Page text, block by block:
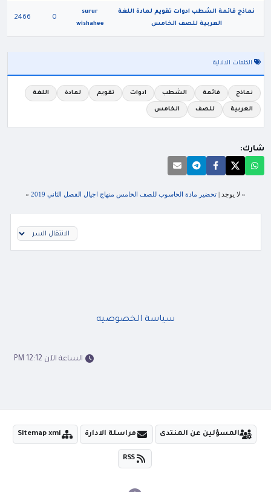
نماذج قائمة الشطب ادوات تقويم لمادة اللغة
العربية للصف الخامس
surur
wishahee
0
2466
الكلمات الدلالية
نماذج قائمة الشطب ادوات تقويم لمادة اللغة
العربية للصف الخامس
شارك:
« لا يوجد | تحضير مادة الحاسوب للصف الخامس منهاج اجيال الفصل الثاني 2019 »
سياسة الخصوصيه
الساعة الآن 12:12 PM
المسؤلين عن المنتدى مراسلة الادارة Sitemap xml
RSS